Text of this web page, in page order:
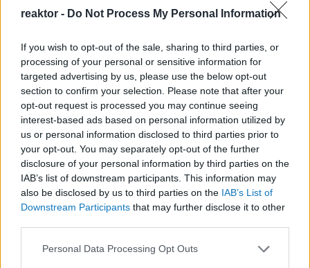
reaktor - Do Not Process My Personal Information
If you wish to opt-out of the sale, sharing to third parties, or
processing of your personal or sensitive information for
targeted advertising by us, please use the below opt-out
section to confirm your selection. Please note that after your
opt-out request is processed you may continue seeing
interest-based ads based on personal information utilized by
us or personal information disclosed to third parties prior to
your opt-out. You may separately opt-out of the further
disclosure of your personal information by third parties on the
IAB’s list of downstream participants. This information may
also be disclosed by us to third parties on the IAB’s List of
Downstream Participants that may further disclose it to other
Please note that this website/app uses one or more Google
Personal Data Processing Opt Outs
portrékról, tehetségről és közhelyekről. Megnyitás
Spotify-ban Megnyitás Apple Podcasts-ben
Tetszik 0